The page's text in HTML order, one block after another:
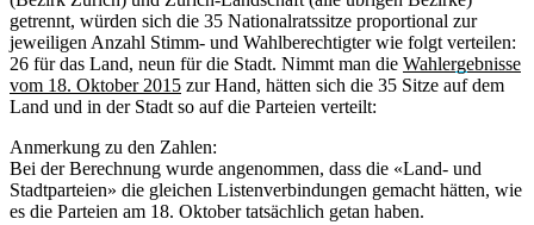
getrennt, würden sich die 35 Nationalratssitze proportional zur
jeweiligen Anzahl Stimm- und Wahlberechtigter wie folgt verteilen:
26 für das Land, neun für die Stadt. Nimmt man die Wahlergebnisse
vom 18. Oktober 2015 zur Hand, hätten sich die 35 Sitze auf dem
Land und in der Stadt so auf die Parteien verteilt:
Anmerkung zu den Zahlen:
Bei der Berechnung wurde angenommen, dass die «Land- und
Stadtparteien» die gleichen Listenverbindungen gemacht hätten, wie
es die Parteien am 18. Oktober tatsächlich getan haben.